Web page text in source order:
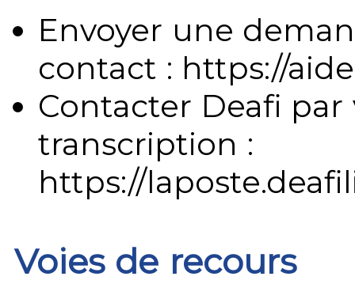
Envoyer une
contact : https://
Contacter Deafi
transcription :
https://
Voies de recours